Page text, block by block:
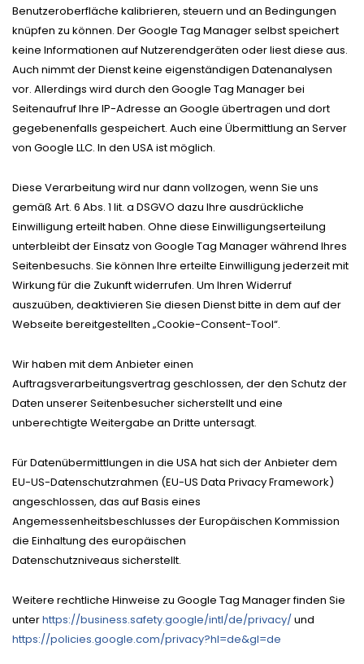
Benutzeroberfläche kalibrieren, steuern und an Bedingungen
knüpfen zu können. Der Google Tag Manager selbst speichert
keine Informationen auf Nutzerendgeräten oder liest diese aus.
Auch nimmt der Dienst keine eigenständigen Datenanalysen
vor. Allerdings wird durch den Google Tag Manager bei
Seitenaufruf Ihre IP-Adresse an Google übertragen und dort
gegebenenfalls gespeichert. Auch eine Übermittlung an Server
von Google LLC. In den USA ist möglich.
Diese Verarbeitung wird nur dann vollzogen, wenn Sie uns
gemäß Art. 6 Abs. 1 lit. a DSGVO dazu Ihre ausdrückliche
Einwilligung erteilt haben. Ohne diese Einwilligungserteilung
unterbleibt der Einsatz von Google Tag Manager während Ihres
Seitenbesuchs. Sie können Ihre erteilte Einwilligung jederzeit mit
Wirkung für die Zukunft widerrufen. Um Ihren Widerruf
auszuüben, deaktivieren Sie diesen Dienst bitte in dem auf der
Webseite bereitgestellten „Cookie-Consent-Tool“.
Wir haben mit dem Anbieter einen
Auftragsverarbeitungsvertrag geschlossen, der den Schutz der
Daten unserer Seitenbesucher sicherstellt und eine
unberechtigte Weitergabe an Dritte untersagt.
Für Datenübermittlungen in die USA hat sich der Anbieter dem
EU-US-Datenschutzrahmen (EU-US Data Privacy Framework)
angeschlossen, das auf Basis eines
Angemessenheitsbeschlusses der Europäischen Kommission
die Einhaltung des europäischen
Datenschutzniveaus sicherstellt.
Weitere rechtliche Hinweise zu Google Tag Manager finden Sie
unterhttps://business.safety.google/intl/de/privacy/und
https://policies.google.com/privacy?hl=de&gl=de